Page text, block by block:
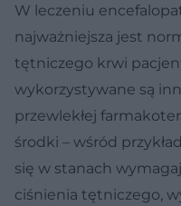
W leczeniu
najważniejsza jest
tętniczego krwi
wykorzystywane są
przewlekłej
środki – wśród
się w stanach
ciśnienia tętniczego,